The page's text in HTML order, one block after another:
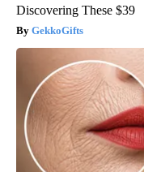
Discovering These $39
GekkoGifts